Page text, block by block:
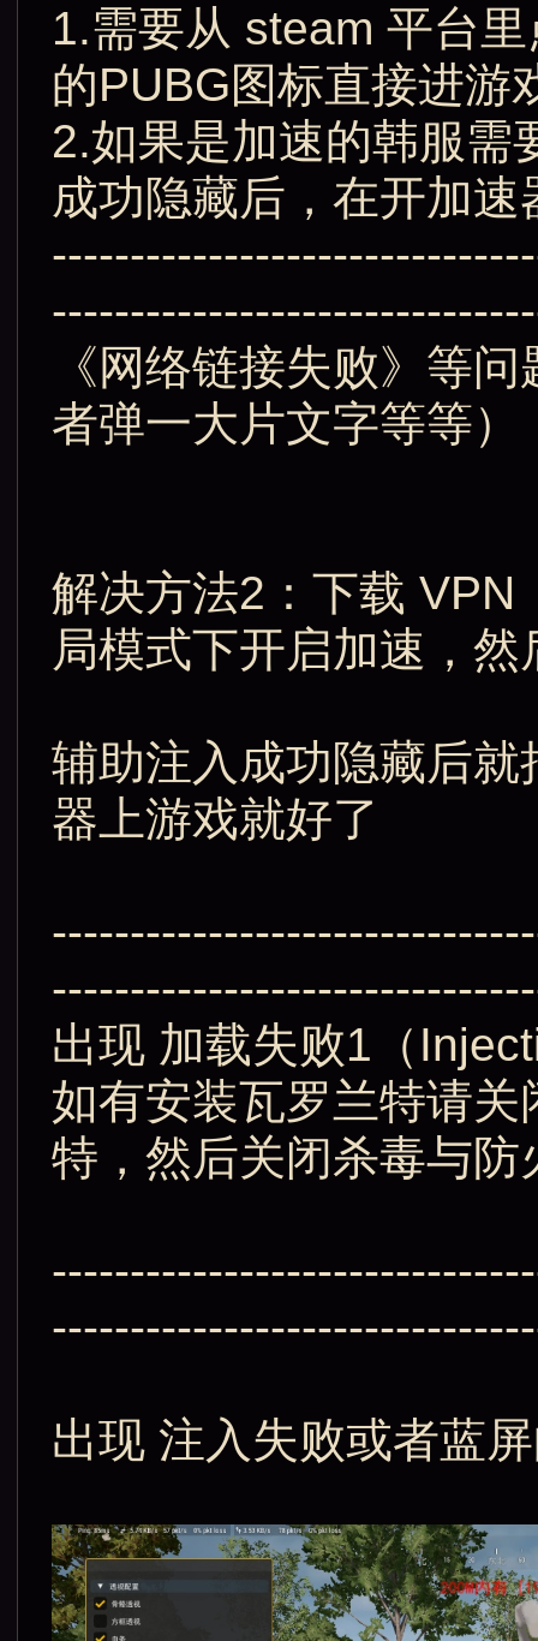
1.需要从 steam 平台
的PUBG图标直接进游
2.如果是加速的韩服需
成功隐藏后，在开加速
《网络链接失败》等
者弹一大片文字等等）
解决方法2：下载 VPN
局模式下开启加速，
辅助注入成功隐藏后
器上游戏就好了
出现 加载失败1（
如有安装瓦罗兰特请
特，然后关闭杀毒与
出现 注入失败或者蓝